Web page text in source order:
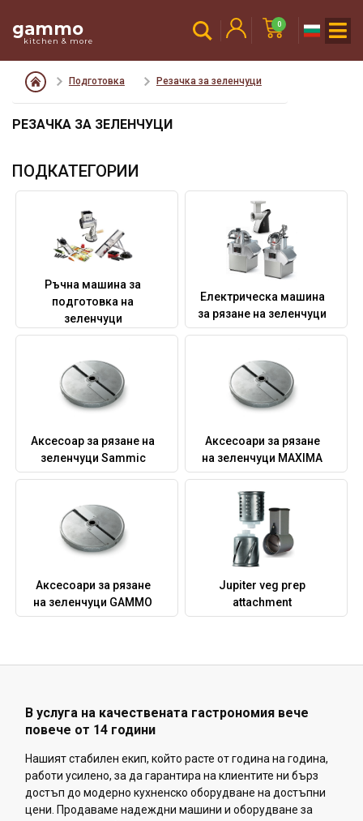
gammo
kitchen & more
0
Подготовка Резачка за зеленчуци
РЕЗАЧКА ЗА ЗЕЛЕНЧУЦИ
ПОДКАТЕГОРИИ
Ръчна машина за
подготовка на
зеленчуци
Електрическа машина
за рязане на зеленчуци
Аксесоар за рязане на
зеленчуци Sammic
Аксесоари за рязане
на зеленчуци MAXIMA
Аксесоари за рязане
на зеленчуци GAMMO
Jupiter veg prep
attachment
В услуга на качествената гастрономия вече
повече от 14 години
Нашият стабилен екип, който расте от година на година,
работи усилено, за да гарантира на клиентите ни бърз
достъп до модерно кухненско оборудване на достъпни
цени. Продаваме надеждни машини и оборудване за